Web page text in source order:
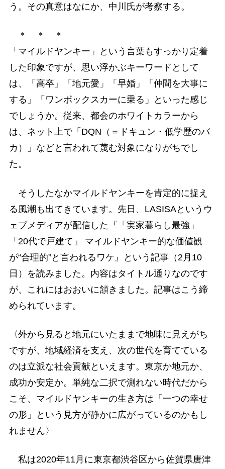
う。その真意はなにか、中川氏が考察する。
＊ ＊ ＊
「マイルドヤンキー」という言葉もすっかり定着
した印象ですが、思い浮かぶキーワードとして
は、「高卒」「地元愛」「早婚」「仲間を大事に
する」「ワンボックスカーに乗る」といった感じ
でしょうか。従来、都会のホワイトカラーから
は、ネット上で「DQN（＝ドキュン・低学歴のバ
カ）」などと言われて蔑む対象になりがちでし
た。
そうしたなかマイルドヤンキーを肯定的に捉え
る風潮も出てきています。先日、LASISAというウ
ェブメディアが配信した『「実家暮らし最強」
「20代で戸建て」 マイルドヤンキー的な価値観
が“合理的”と言われるワケ』という記事（2月10
日）を読みました。内容はタイトル通りなのです
が、これにはおおいに頷きました。記事はこう締
められています。
〈外から見ると地元にいたままで地味に見えがち
ですが、地域経済を支え、次の世代を育てている
のは立派な社会貢献といえます。東京か地元か、
成功か安定か。単純な二択で測れない時代だから
こそ、マイルドヤンキーの生き方は「一つの幸せ
の形」という見方が静かに広がっているのかもし
れません〉
私は2020年11月に東京都渋谷区から佐賀県唐津